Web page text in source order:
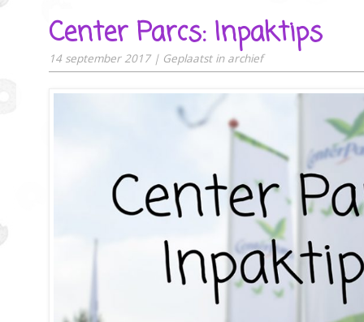
Center Parcs: Inpaktips
14 september 2017 | Geplaatst in archief